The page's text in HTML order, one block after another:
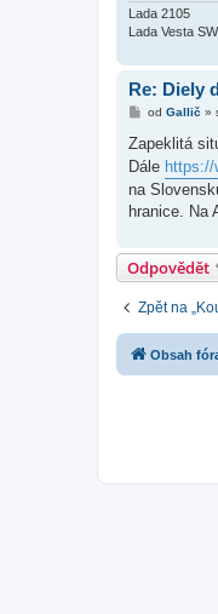
e
k
Lada 2105
Lada Vesta
Re: Diely
P
í
s
p
ě
v
e
od Gallič »
Zapeklitá
Dále https://
na
hranice. Na
Odpovědět
Zpět na
Obsah